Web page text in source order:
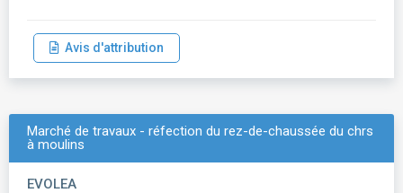
Avis d'attribution
Marché de travaux - réfection du rez-de-chaussée du chrs
à moulins
EVOLEA